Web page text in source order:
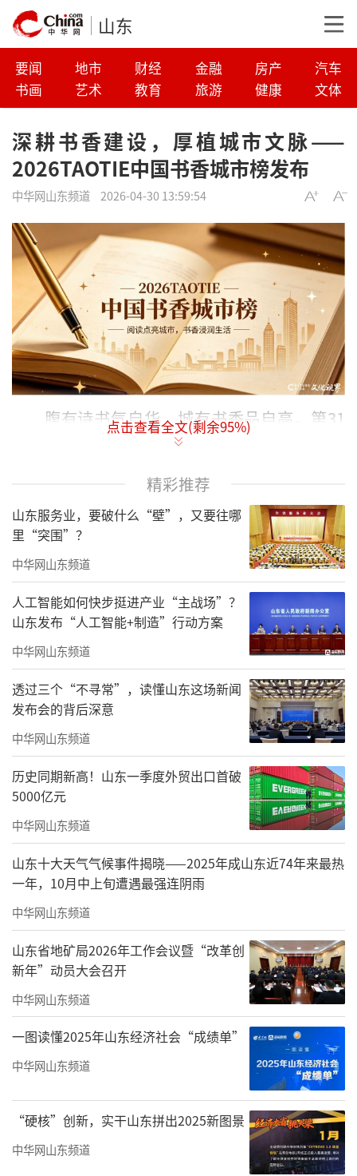
山东
要闻 地市 财经 金融 房产
汽车
书画
艺术 教育 旅游 健康 文体
深耕书香建设，厚植城市文脉——
2026TAOTIE中国书香城市榜发布
中华网山东频道 2026-04-30 13:59:54
腹有诗书气自华，城有书香品自高。第31
个世界读书日刚刚落下帷幕，全民阅读的种子
2026年，全民阅读战略迎来历史性跨越。
《全民阅读促进条例》于2月1日正式施行，标
志着全民阅读迈入法治化、规范化新时代。
书香，早已不再是城市的点缀，更成为衡
量城市综合竞争力、彰显文化软实力的核心标
尺，成为城市高质量发展的精神底色。
值此重要节点，扎根中国澳门的高端智库
平台——TAOTIE THINK TANK（饕餮智库），
延续历年严谨研究体系，正式发布「2026TAOT
IE中国书香城市榜」。
榜单沿用公共图书馆资源密度、阅读活动
参与率、数字阅读渗透率、文化政策支持力
度、文化影响力等12项核心阅读生态指标，客
观复盘全国城市书香建设实绩，精准捕捉一年
来中国书香城市建设的新动态与新成效。
本届榜单最大核心特质：稳为主调，变显
活力。全国50座上榜城市中，49座为往届复榜
点击查看全文(剩余95%)
精彩推荐
山东服务业，要破什么“壁”，又要往哪
里“突围”？
中华网山东频道
人工智能如何快步挺进产业“主战场”？
山东发布“人工智能+制造”行动方案
中华网山东频道
透过三个“不寻常”，读懂山东这场新闻
发布会的背后深意
中华网山东频道
历史同期新高！山东一季度外贸出口首破
5000亿元
中华网山东频道
山东十大天气气候事件揭晓——2025年成山东近74年来最热
一年，10月中上旬遭遇最强连阴雨
中华网山东频道
山东省地矿局2026年工作会议暨“改革创
新年”动员大会召开
中华网山东频道
一图读懂2025年山东经济社会“成绩单”
中华网山东频道
“硬核”创新，实干山东拼出2025新图景
中华网山东频道